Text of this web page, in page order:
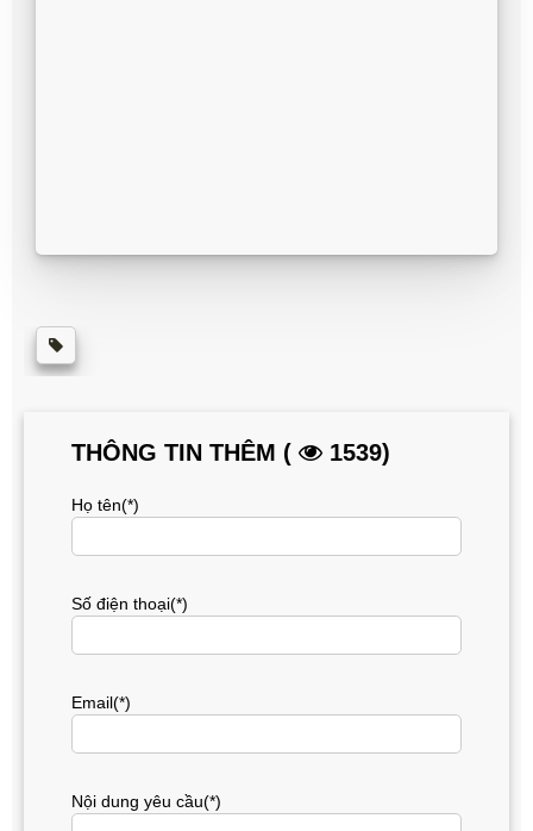
THÔNG TIN THÊM ( 1539)
Họ tên(*)
Số điện thoại(*)
Email(*)
Nội dung yêu cầu(*)